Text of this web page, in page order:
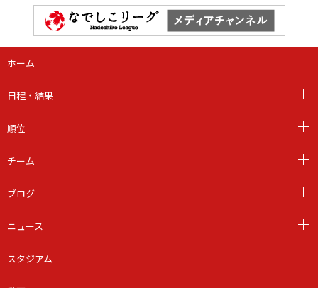
ホーム
日程・結果
順位
チーム
ブログ
ニュース
スタジアム